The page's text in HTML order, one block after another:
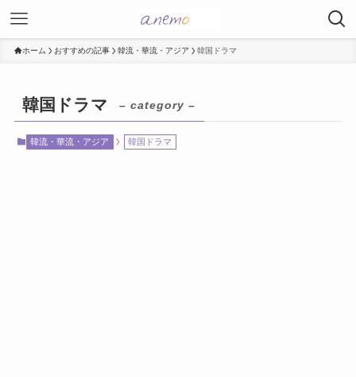
ホーム おすすめの記事 韓流・華流・アジア 韓国ドラマ
韓国ドラマ – category –
韓流・華流・アジア 韓国ドラマ